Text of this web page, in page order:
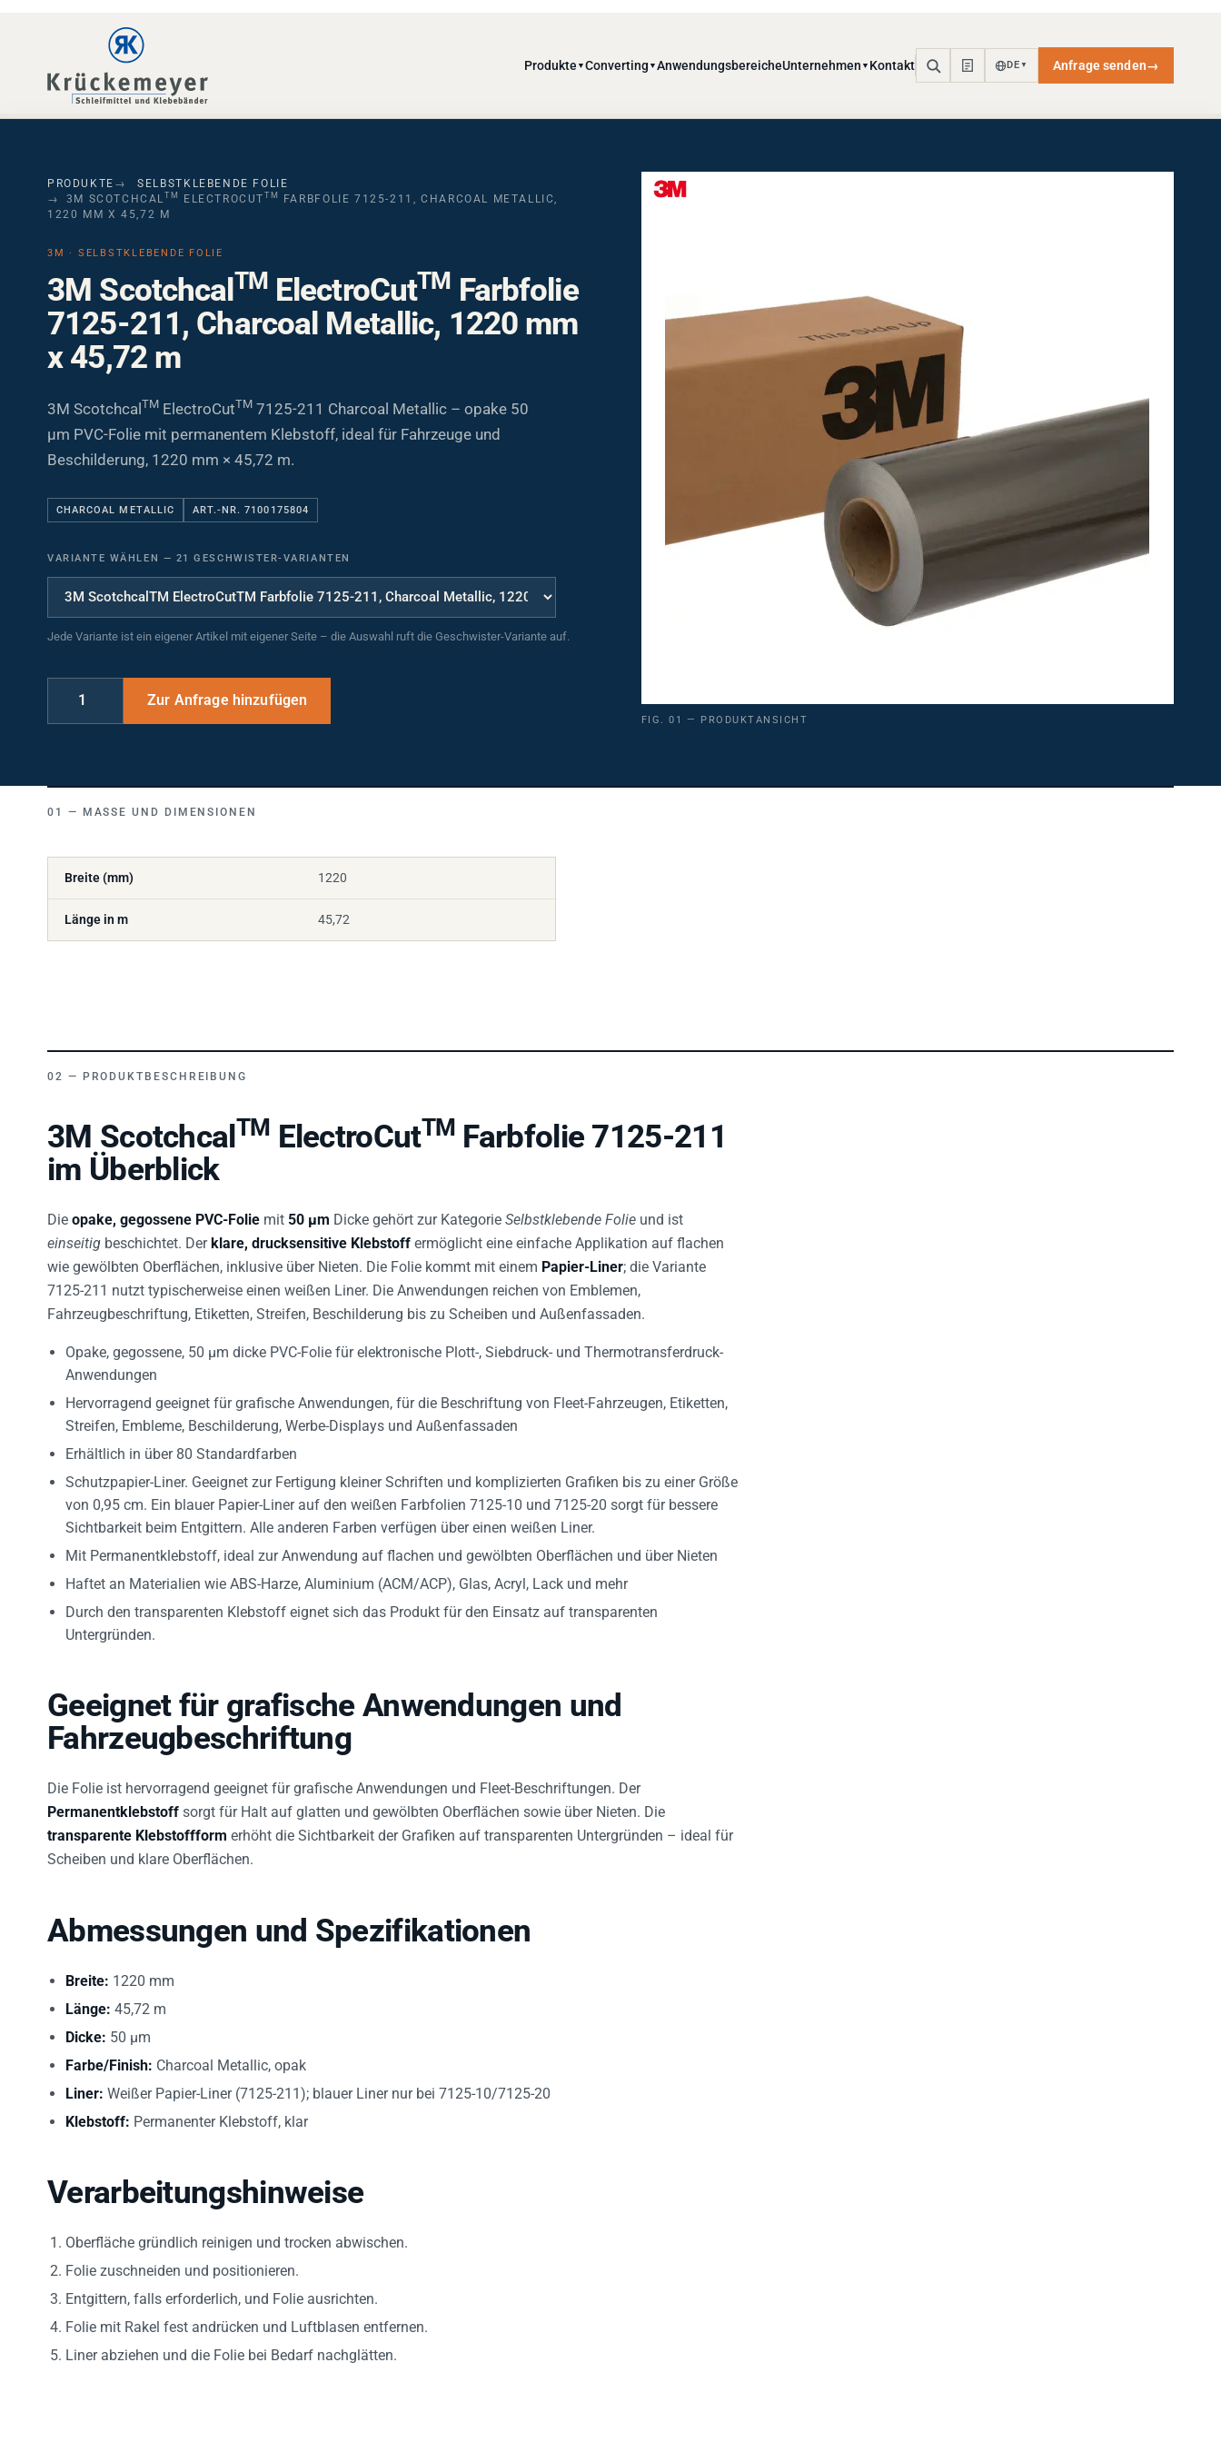
Kontakt DE
3M SCOTCHCALTMELECTROCUTTM FARBFOLIE 7125-211, CHARCOAL METALLIC,
1220 MM X 45,72 M
3M ScotchcalTMElectroCutTM Farbfolie
7125-211, Charcoal Metallic, 1220 mm
x 45,72 m
3M ScotchcalTM ElectroCutTM 7125-211 Charcoal Metallic – opake 50
µm PVC-Folie mit permanentem Klebstoff, ideal für Fahrzeuge und
Beschilderung, 1220 mm × 45,72 m.
CHARCOAL METALLIC ART.-NR. 7100175804
VARIANTE WÄHLEN
Jede Variante ist ein eigener Artikel mit eigener Seite – die Auswahl ruft die Geschwister-Variante auf.
MASSE UND DIMENSIONEN
Breite (mm) 1220
Länge in m 45,72
PRODUKTBESCHREIBUNG
3M ScotchcalTM ElectroCutTM Farbfolie 7125-211
im Überblick
Die opake, gegossene PVC-Folie mit 50 µm Dicke gehört zur Kategorie Selbstklebende Folie und ist
einseitig beschichtet. Derklare, drucksensitive Klebstoff ermöglicht eine einfache Applikation auf flachen
wie gewölbten Oberflächen, inklusive über Nieten. Die Folie kommt mit einem Papier-Liner; die Variante
7125-211 nutzt typischerweise einen weißen Liner. Die Anwendungen reichen von Emblemen,
Fahrzeugbeschriftung, Etiketten, Streifen, Beschilderung bis zu Scheiben und Außenfassaden.
Opake, gegossene, 50 µm dicke PVC-Folie für elektronische Plott-, Siebdruck- und Thermotransferdruck-
Anwendungen
Hervorragend geeignet für grafische Anwendungen, für die Beschriftung von Fleet-Fahrzeugen, Etiketten,
Streifen, Embleme, Beschilderung, Werbe-Displays und Außenfassaden
Erhältlich in über 80 Standardfarben
Schutzpapier-Liner. Geeignet zur Fertigung kleiner Schriften und komplizierten Grafiken bis zu einer Größe
von 0,95 cm. Ein blauer Papier-Liner auf den weißen Farbfolien 7125-10 und 7125-20 sorgt für bessere
Sichtbarkeit beim Entgittern. Alle anderen Farben verfügen über einen weißen Liner.
Mit Permanentklebstoff, ideal zur Anwendung auf flachen und gewölbten Oberflächen und über Nieten
Haftet an Materialien wie ABS-Harze, Aluminium (ACM/ACP), Glas, Acryl, Lack und mehr
Durch den transparenten Klebstoff eignet sich das Produkt für den Einsatz auf transparenten
Untergründen.
Geeignet für grafische Anwendungen und
Fahrzeugbeschriftung
Die Folie ist hervorragend geeignet für grafische Anwendungen und Fleet-Beschriftungen. Der
Permanentklebstoff sorgt für Halt auf glatten und gewölbten Oberflächen sowie über Nieten. Die
transparente Klebstoffform erhöht die Sichtbarkeit der Grafiken auf transparenten Untergründen – ideal für
Scheiben und klare Oberflächen.
Abmessungen und Spezifikationen
Breite: 1220 mm
Länge: 45,72 m
Dicke: 50 µm
Farbe/Finish: Charcoal Metallic, opak
Liner: Weißer Papier-Liner (7125-211); blauer Liner nur bei 7125-10/7125-20
Klebstoff: Permanenter Klebstoff, klar
Verarbeitungshinweise
Oberfläche gründlich reinigen und trocken abwischen.
Folie zuschneiden und positionieren.
Entgittern, falls erforderlich, und Folie ausrichten.
Folie mit Rakel fest andrücken und Luftblasen entfernen.
Liner abziehen und die Folie bei Bedarf nachglätten.